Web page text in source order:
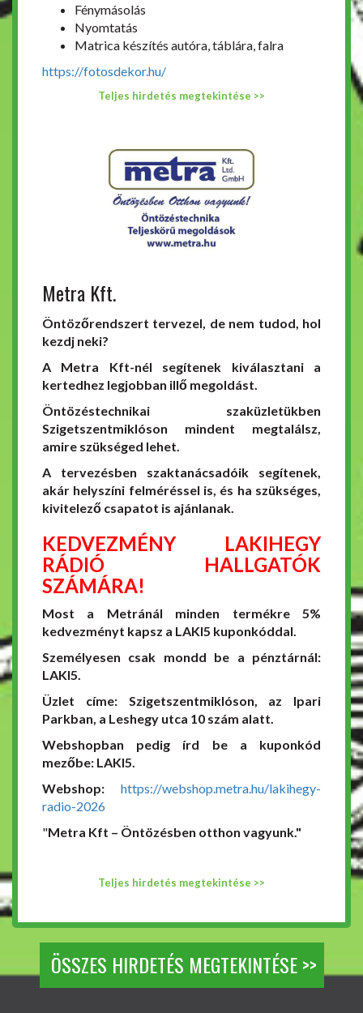
Fénymásolás
Nyomtatás
Matrica készítés autóra, táblára, falra
https://fotosdekor.hu/
Teljes hirdetés megtekintése >>
Metra Kft.
Öntözőrendszert tervezel, de nem tudod, hol
kezdj neki?
A Metra Kft-nél segítenek kiválasztani a
kertedhez legjobban illő megoldást.
Öntözéstechnikai szaküzletükben
Szigetszentmiklóson mindent megtalálsz,
amire szükséged lehet.
A tervezésben szaktanácsadóik segítenek,
akár helyszíni felméréssel is, és ha szükséges,
kivitelező csapatot is ajánlanak.
KEDVEZMÉNY LAKIHEGY
RÁDIÓ HALLGATÓK
SZÁMÁRA!
Most a Metránál minden termékre 5%
kedvezményt kapsz a LAKI5 kuponkóddal.
Személyesen csak mondd be a pénztárnál:
LAKI5.
Üzlet címe: Szigetszentmiklóson, az Ipari
Parkban, a Leshegy utca 10 szám alatt.
Webshopban pedig írd be a kuponkód
mezőbe: LAKI5.
Webshop: https://webshop.metra.hu/lakihegy-
radio-2026
"Metra Kft – Öntözésben otthon vagyunk."
Teljes hirdetés megtekintése >>
ÖSSZES HIRDETÉS MEGTEKINTÉSE >>